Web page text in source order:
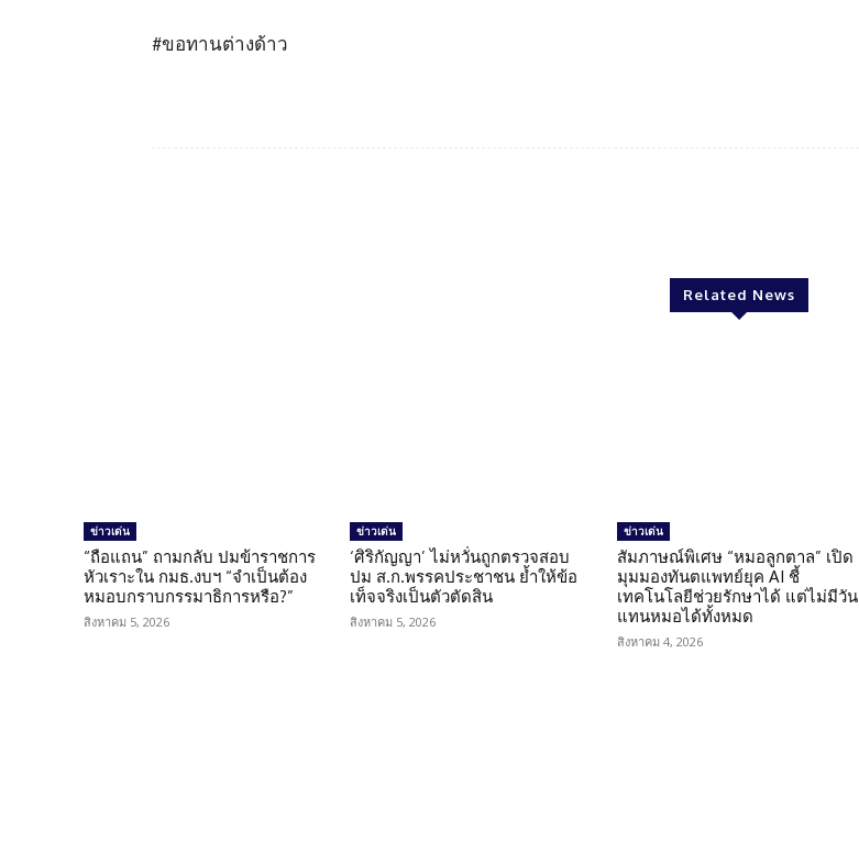
#ขอทานต่างด้าว
Related News
ข่าวเด่น
“ถือแถน” ถามกลับ ปมข้าราชการ
หัวเราะใน กมธ.งบฯ “จำเป็นต้อง
หมอบกราบกรรมาธิการหรือ?”
สิงหาคม 5, 2026
ข่าวเด่น
‘ศิริกัญญา’ ไม่หวั่นถูกตรวจสอบ
ปม ส.ก.พรรคประชาชน ย้ำให้ข้อ
เท็จจริงเป็นตัวตัดสิน
สิงหาคม 5, 2026
ข่าวเด่น
สัมภาษณ์พิเศษ “หมอลูกตาล” เปิด
มุมมองทันตแพทย์ยุค AI ชี้
เทคโนโลยีช่วยรักษาได้ แต่ไม่มีวัน
แทนหมอได้ทั้งหมด
สิงหาคม 4, 2026